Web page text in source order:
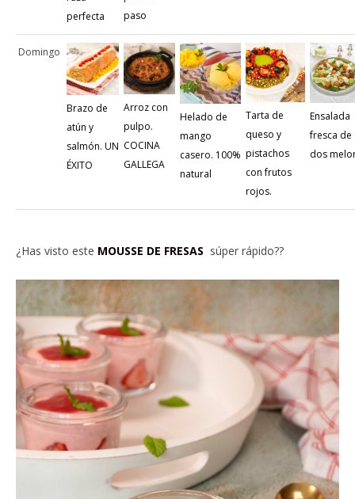
perfecta
paso
Domingo
Brazo de
atún y
salmón. UN
ÉXITO
Arroz con
pulpo.
COCINA
GALLEGA
Helado de
mango
casero. 100%
natural
Tarta de
queso y
pistachos
con frutos
rojos.
Ensalada
fresca de
dos
¿Has visto este MOUSSE DE FRESAS súper rápido??